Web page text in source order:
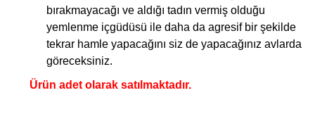
bırakmayacağı ve aldığı tadın vermiş olduğu
yemlenme içgüdüsü ile daha da agresif bir şekilde
tekrar hamle yapacağını siz de yapacağınız avlarda
göreceksiniz.
Ürün adet olarak satılmaktadır.